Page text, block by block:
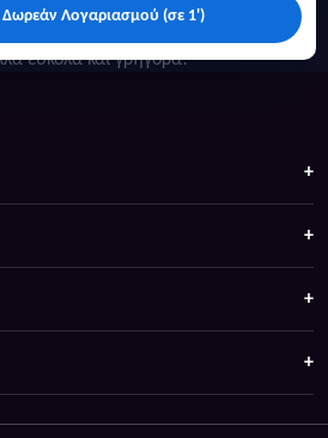
Δωρεάν Λογαριασμού (σε 1')
ευκολα και γρήγορα!